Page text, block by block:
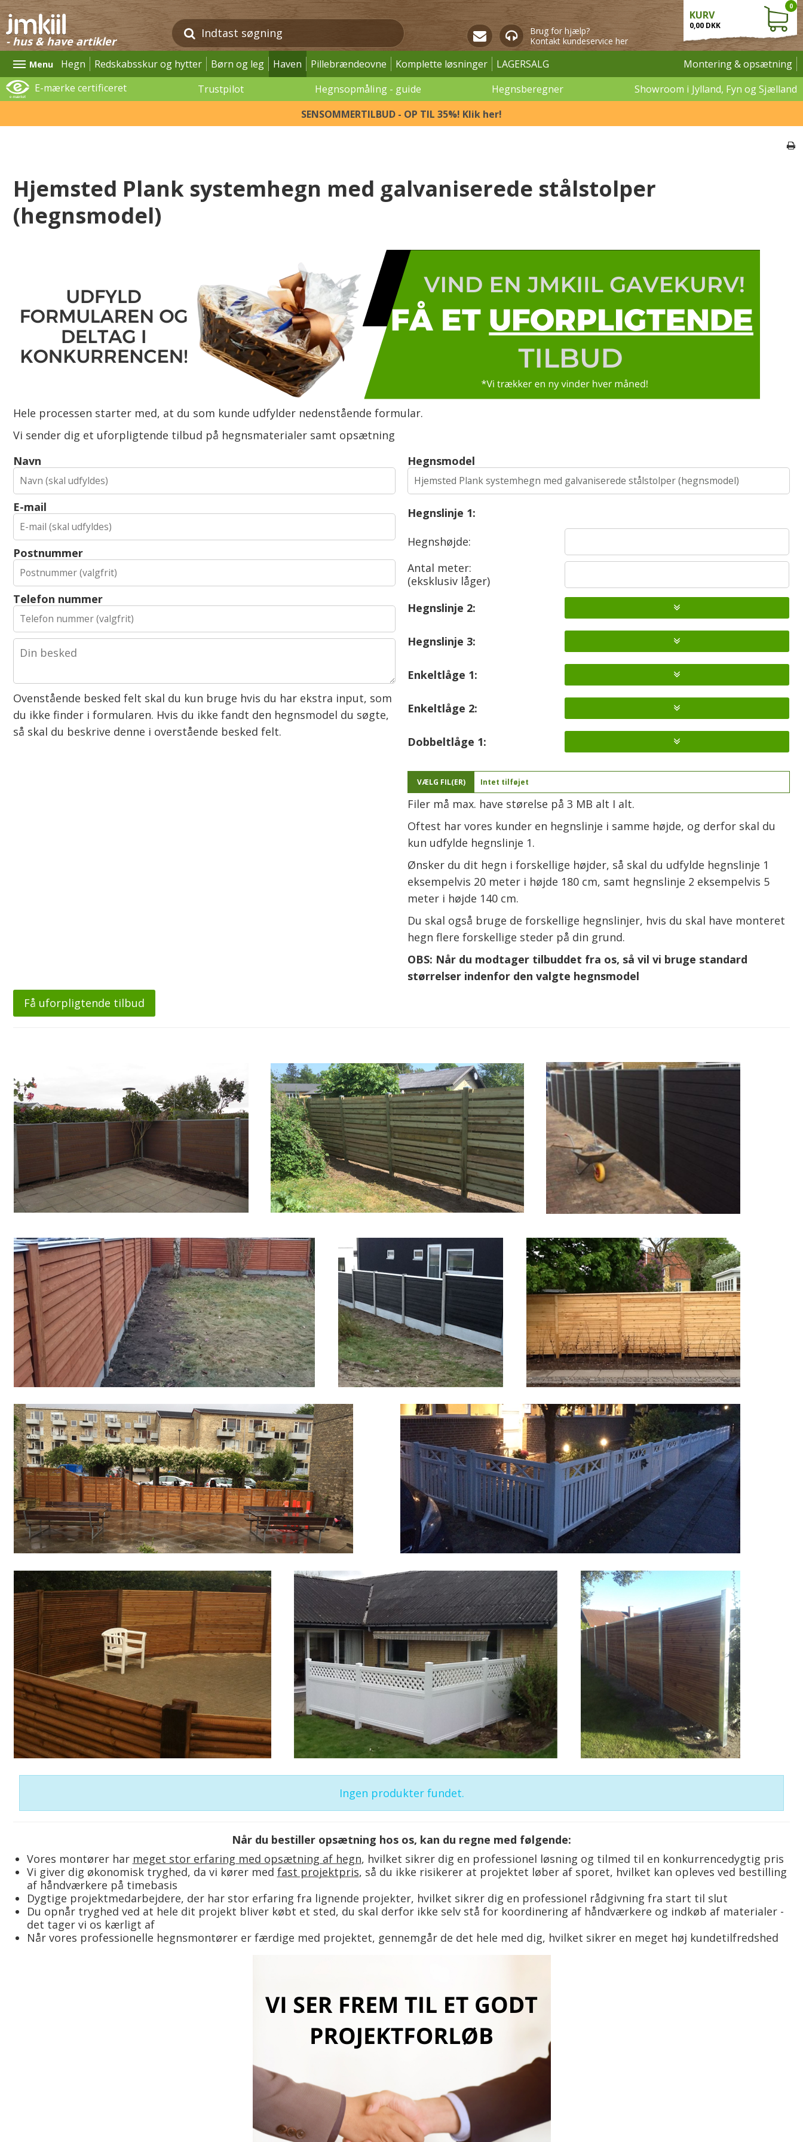
- hus & have artikler
Brug for hjælp?
Kontakt kundeservice her
KURV
0,00 DKK
0
Menu Hegn Redskabsskur og hytter Børn og leg Haven Pillebrændeovne Komplette løsninger LAGERSALG
Montering & opsætning
E-mærke certificeret
Trustpilot Hegnsopmåling - guide Hegnsberegner
Showroom i Jylland, Fyn og Sjælland
SENSOMMERTILBUD - OP TIL 35%! Klik her!
Hjemsted Plank systemhegn med galvaniserede stålstolper
(hegnsmodel)
Hele processen starter med, at du som kunde udfylder nedenstående formular.
Vi sender dig et uforpligtende tilbud på hegnsmaterialer samt opsætning
Navn
E-mail
Postnummer
Telefon nummer
Ovenstående besked felt skal du kun bruge hvis du har ekstra input, som
du ikke finder i formularen. Hvis du ikke fandt den hegnsmodel du søgte,
så skal du beskrive denne i overstående besked felt.
Hegnsmodel
Hegnslinje 1:
Hegnshøjde:
Antal meter:
(eksklusiv låger)
Hegnslinje 2:
Hegnslinje 3:
Enkeltlåge 1:
Enkeltlåge 2:
Dobbeltlåge 1:
VÆLG FIL(ER) Intet tilføjet
Filer må max. have størelse på 3 MB alt I alt.
Oftest har vores kunder en hegnslinje i samme højde, og derfor skal du
kun udfylde hegnslinje 1.
Ønsker du dit hegn i forskellige højder, så skal du udfylde hegnslinje 1
eksempelvis 20 meter i højde 180 cm, samt hegnslinje 2 eksempelvis 5
meter i højde 140 cm.
Du skal også bruge de forskellige hegnslinjer, hvis du skal have monteret
hegn flere forskellige steder på din grund.
OBS: Når du modtager tilbuddet fra os, så vil vi bruge standard
størrelser indenfor den valgte hegnsmodel
Ingen produkter fundet.
Når du bestiller opsætning hos os, kan du regne med følgende:
Vores montører har meget stor erfaring med opsætning af hegn, hvilket sikrer dig en professionel løsning og tilmed til en konkurrencedygtig pris
Vi giver dig økonomisk tryghed, da vi kører med fast projektpris, så du ikke risikerer at projektet løber af sporet, hvilket kan opleves ved bestilling
af håndværkere på timebasis
Dygtige projektmedarbejdere, der har stor erfaring fra lignende projekter, hvilket sikrer dig en professionel rådgivning fra start til slut
Du opnår tryghed ved at hele dit projekt bliver købt et sted, du skal derfor ikke selv stå for koordinering af håndværkere og indkøb af materialer -
det tager vi os kærligt af
Når vores professionelle hegnsmontører er færdige med projektet, gennemgår de det hele med dig, hvilket sikrer en meget høj kundetilfredshed